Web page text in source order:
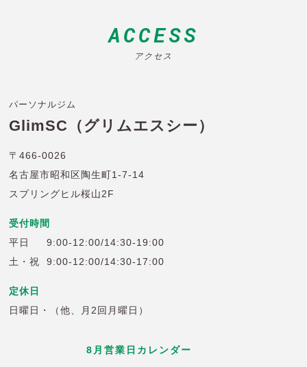
ACCESS
アクセス
パーソナルジム
GlimSC（グリムエスシー）
〒466-0026
名古屋市昭和区陶生町1-7-14
スプリングヒル桜山2F
受付時間
平日
9:00-12:00/14:30-19:00
土・祝
9:00-12:00/14:30-17:00
定休日
日曜日・（他、月2回月曜日）
8 月営業日カレンダー